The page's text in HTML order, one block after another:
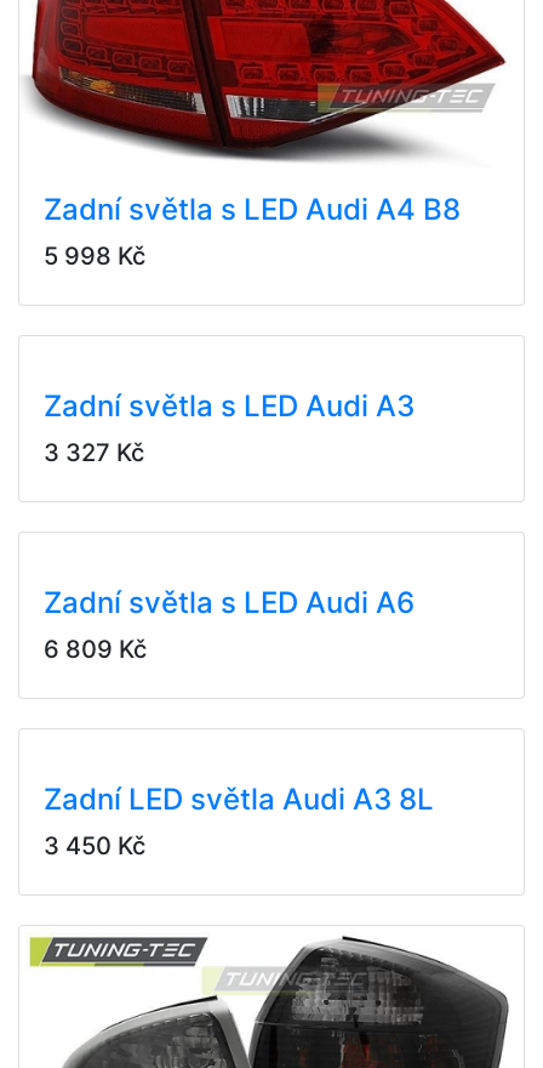
Zadní světla s LED Audi A4 B8
5 998 Kč
Zadní světla s LED Audi A3
3 327 Kč
Zadní světla s LED Audi A6
6 809 Kč
Zadní LED světla Audi A3 8L
3 450 Kč